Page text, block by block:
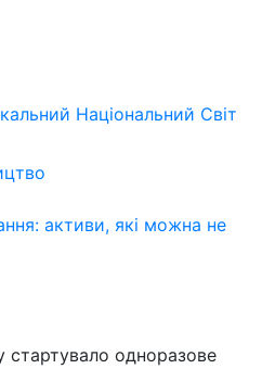
Національний Світ
активи, які можна не
стартувало одноразове